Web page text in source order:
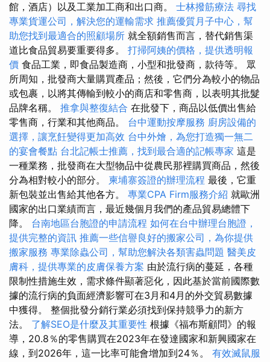
館，酒店）以及工業加工商和出口商。 士林撥筋療法 尋找
專業貨運公司，解決您的運輸需求 推薦優質月子中心，幫
助您找到最適合的照顧場所 就全額銷售而言，替代銷售渠
道比食品貿易要重要得多。 打掃阿姨的價格，提供透明報
價 食品工業，即食品製造商，小型和批發商，款待等。 眾
所周知，批發商大量購買產品；然後，它們分為較小的物品
或包裹，以將其傳輸到較小的商店和零售商，以表明其批髮
品牌名稱。 推拿與整復結合 在批發下，商品以低價出售給
零售商，行業和其他商品。 台中運動按摩服務 廚房設備的
選擇，讓烹飪變得更加高效 台中外燴，為您打造獨一無二
的宴會餐點 台北記帳士推薦，找到最合適的記帳專家 這是
一種業務，批發商在大型物品中從農民那裡購買商品，然後
分為相對較小的部分。 柬埔寨簽證的辦理流程 最後，它重
新包裝並出售給其他各方。 專業CPA Firm服務介紹 就歐洲
國家的出口業績而言，最近幾個月我們的產品貿易總體下
降。 台南地區台胞證的申請流程 如何在台中辦理台胞證，
提供完整的資訊 推薦一些信譽良好的搬家公司，為你提供
搬家服務 專業除蟲公司，幫助您解決各類害蟲問題 醫美皮
膚科，提供專業的皮膚保養方案 由於流行病的蔓延，各種
限制性措施生效，需求條件顯著惡化，因此基於當前國際數
據的流行病的負面經濟影響可在3月和4月的外交貿易數據
中獲得。 整個批發分銷行業必須找到保持競爭力的新方
法。 了解SEO是什麼及其重要性 根據《福布斯顧問》的報
導，20.8％的零售購買在2023年在發達國家和新興國家在
線，到2026年，這一比率可能會增加到24％。 有效滅鼠服